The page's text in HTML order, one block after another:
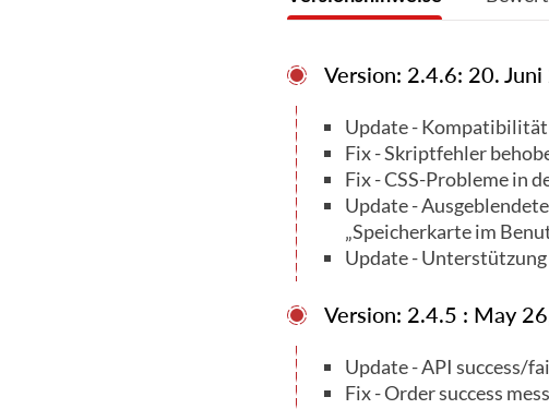
WordPress 6.7.2, WooCommerce 9.6.2
WordPress 6.8.0, WooCommerce 9.8.0
WordPress 6.8.1, WooCommerce
WordPress 6.8.3, WooCommerce 10.3.5
WordPress 6.9 WooCommerce 10.4.3
Version: 2.4.6: 20.
Update - Kompatibilität
Fix - Skriptfehler
Fix - CSS-Probleme in
Update -
„Speicherkarte im
Update -
Version: 2.4.5 : May
Update - API success/
Fix - Order success